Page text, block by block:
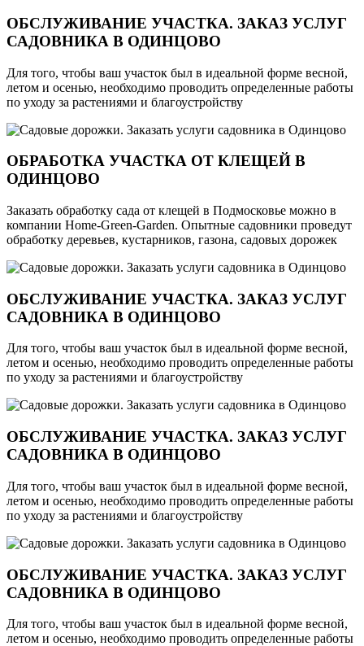
ОБСЛУЖИВАНИЕ УЧАСТКА. ЗАКАЗ УСЛУГ
САДОВНИКА В ОДИНЦОВО
Для того, чтобы ваш участок был в идеальной форме весной,
летом и осенью, необходимо проводить определенные работы
по уходу за растениями и благоустройству
ОБРАБОТКА УЧАСТКА ОТ КЛЕЩЕЙ В
ОДИНЦОВО
Заказать обработку сада от клещей в Подмосковье можно в
компании Home-Green-Garden. Опытные садовники проведут
обработку деревьев, кустарников, газона, садовых дорожек
ОБСЛУЖИВАНИЕ УЧАСТКА. ЗАКАЗ УСЛУГ
САДОВНИКА В ОДИНЦОВО
Для того, чтобы ваш участок был в идеальной форме весной,
летом и осенью, необходимо проводить определенные работы
по уходу за растениями и благоустройству
ОБСЛУЖИВАНИЕ УЧАСТКА. ЗАКАЗ УСЛУГ
САДОВНИКА В ОДИНЦОВО
Для того, чтобы ваш участок был в идеальной форме весной,
летом и осенью, необходимо проводить определенные работы
по уходу за растениями и благоустройству
ОБСЛУЖИВАНИЕ УЧАСТКА. ЗАКАЗ УСЛУГ
САДОВНИКА В ОДИНЦОВО
Для того, чтобы ваш участок был в идеальной форме весной,
летом и осенью, необходимо проводить определенные работы